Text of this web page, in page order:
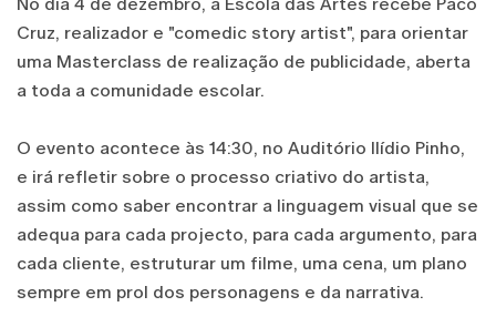
Cruz, realizador e "comedic story artist", para orientar
uma Masterclass de realização de publicidade, aberta
a toda a comunidade escolar.
O evento acontece às 14:30, no Auditório Ilídio Pinho,
e irá refletir sobre o processo criativo do artista,
assim como saber encontrar a linguagem visual que se
adequa para cada projecto, para cada argumento, para
cada cliente, estruturar um filme, uma cena, um plano
sempre em prol dos personagens e da narrativa.